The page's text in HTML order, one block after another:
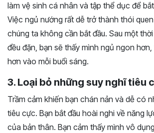
làm vệ sinh cá nhân và tập thể dục để
Việc ngủ nướng rất dễ trở thành thói
chúng ta không cần bắt đầu. Sau một
đều đặn, bạn sẽ thấy mình ngủ ngon
hơn vào mỗi buổi sáng.
3. Loại bỏ những suy nghĩ tiêu
Trầm cảm khiến bạn chán nản và dễ có
tiêu cực. Bạn bắt đầu hoài nghi về năng
của bản thân. Bạn cảm thấy mình vô